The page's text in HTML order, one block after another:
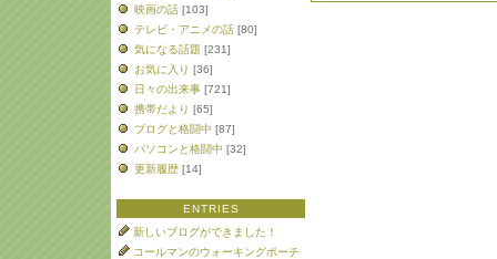
映画の話 [103]
テレビ・アニメの話 [80]
気になる話題 [231]
お気に入り [36]
日々の出来事 [721]
携帯だより [65]
ブログと格闘中 [87]
パソコンと格闘中 [32]
更新履歴 [14]
ENTRIES
新しいブログができました！
コールマンのウォーキングポーチ